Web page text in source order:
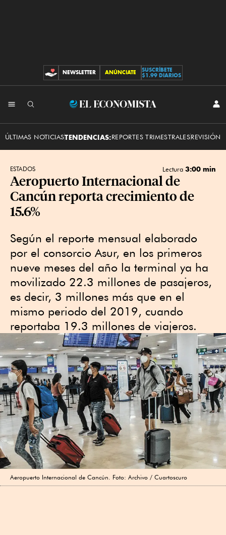
CONTRIBUCIONES
NEWSLETTER ANÚNCIATE
SUSCRÍBETE
$1.99 DIARIOS
El
ÚLTIMAS NOTICIASTENDENCIAS:REPORTES TRIMESTRALESREVISIÓN
ESTADOS Lectura 3:00 min
Aeropuerto Internacional de
Cancún reporta crecimiento de
15.6%
Según el reporte mensual elaborado
por el consorcio Asur, en los primeros
nueve meses del año la terminal ya ha
movilizado 22.3 millones de pasajeros,
es decir, 3 millones más que en el
mismo periodo del 2019, cuando
reportaba 19.3 millones de viajeros.
Aeropuerto Internacional de Cancún. Foto: Archivo / Cuartoscuro